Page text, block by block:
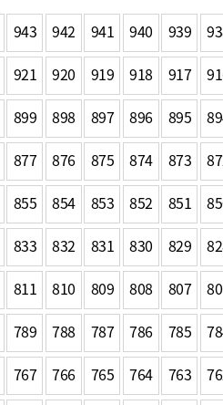
민방위
재난안전
풍수해보험
재해예방
시민대상보험
영조물 배상보험
군산시민 안전보험
군산시민 자전거보험
농업인안전보험 농가부담
금 지원사업
농기계 종합보험
고유가 피해지원금
군산사랑배달 배달의명수
카드수수료 지원
소상공인지원
관련기관 안내
군산시착한가격업소
행정규제개혁안내
규제신문고
규제입증요청
규제정보포털
943 942 941 940 939
921 920 919 918 917
899 898 897 896 895
877 876 875 874 873
855 854 853 852 851
833 832 831 830 829
811 810 809 808 807
789 788 787 786 785
767 766 765 764 763